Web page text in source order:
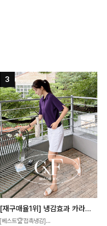
[재구매율1위] 냉감효과 카라니트
[베스트🏆접촉냉감]